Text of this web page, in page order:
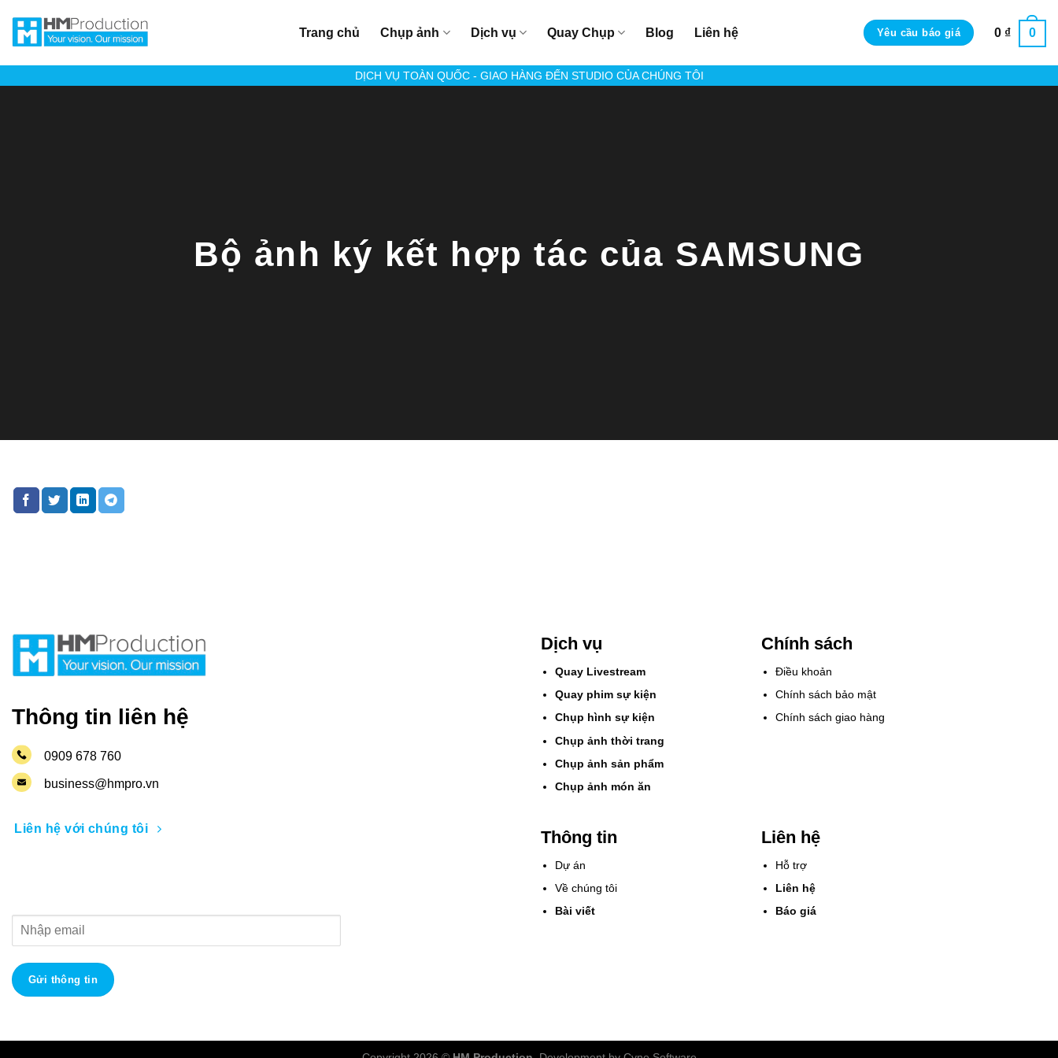
đến
nội
dung
Trang chủ Chụp ảnh Dịch vụ Quay Chụp Blog Liên hệ Yêu cầu báo giá 0 ₫ 0
DỊCH VỤ TOÀN QUỐC - GIAO HÀNG ĐẾN STUDIO CỦA CHÚNG TÔI
Bộ ảnh ký kết hợp tác của SAMSUNG
Thông tin liên hệ
0909 678 760
business@hmpro.vn
Liên hệ với chúng tôi
Dịch vụ
Quay Livestream
Quay phim sự kiện
Chụp hình sự kiện
Chụp ảnh thời trang
Chụp ảnh sản phẩm
Chụp ảnh món ăn
Chính sách
Điều khoản
Chính sách bảo mật
Chính sách giao hàng
Thông tin
Dự án
Về chúng tôi
Bài viết
Liên hệ
Hỗ trợ
Liên hệ
Báo giá